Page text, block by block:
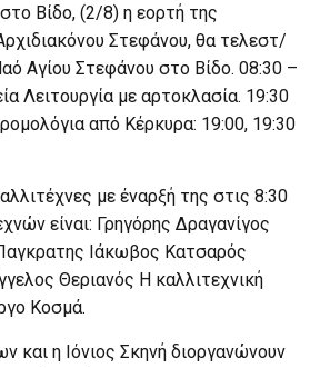
Βίδο, (2/8) η εορτή της
Στεφάνου, θα τελεστ/
Αγίου Στεφάνου στο Βίδο. 08:30 –
Λειτουργία με αρτοκλασία. 19:30
από Κέρκυρα: 19:00, 19:30
με έναρξή της στις 8:30
είναι: Γρηγόρης Δραγανίγος
Ιάκωβος Κατσαρός
Θεριανός Η καλλιτεχνική
Κοσμά.
η Ιόνιος Σκηνή διοργανώνουν